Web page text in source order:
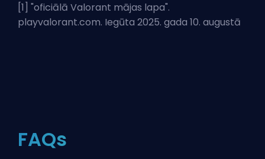
[1] "oficiālā Valorant mājas lapa".
playvalorant.com. Iegūta 2025. gada 10. augustā
FAQs